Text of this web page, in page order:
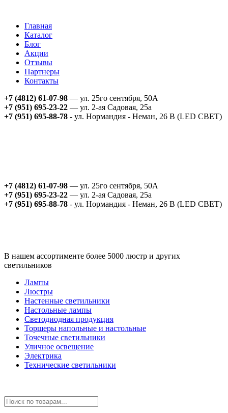
Главная
Каталог
Блог
Акции
Отзывы
Партнеры
Контакты
+7 (4812) 61-07-98 — ул. 25го сентября, 50А
+7 (951) 695-23-22 — ул. 2-ая Садовая, 25а
+7 (951) 695-88-78 - ул. Нормандия - Неман, 26 В (LED СВЕТ)
+7 (4812) 61-07-98 — ул. 25го сентября, 50А
+7 (951) 695-23-22 — ул. 2-ая Садовая, 25а
+7 (951) 695-88-78 - ул. Нормандия - Неман, 26 В (LED СВЕТ)
В нашем ассортименте более 5000 люстр и других
светильников
Лампы
Люстры
Настенные светильники
Настольные лампы
Светодиодная продукция
Торшеры напольные и настольные
Точечные светильники
Уличное освещение
Электрика
Технические светильники